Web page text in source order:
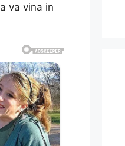
va vina in